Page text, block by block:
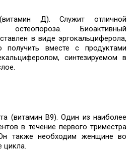
Д). Служит отличной
остеопороза. Биоактивный
в виде эргокальциферола,
вместе с продуктами
синтезируемом в
(витамин В9). Один из наиболее
в течение первого триместра
также необходим женщине во
цикла.